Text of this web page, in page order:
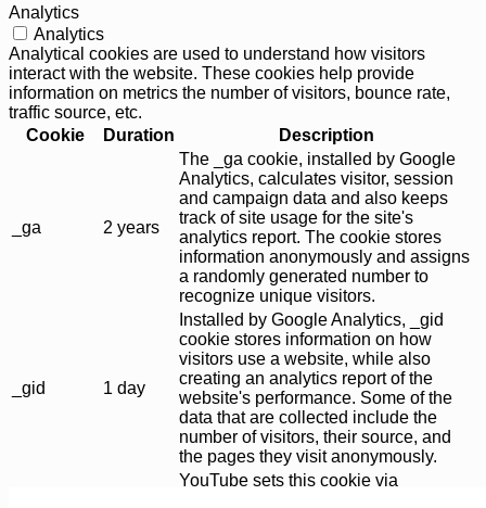
Analytics
Analytics
Analytical cookies are used to understand how visitors
interact with the website. These cookies help provide
information on metrics the number of visitors, bounce rate,
traffic source, etc.
Cookie
Duration Description
_ga 2 years
The _ga cookie, installed by Google
Analytics, calculates visitor, session
and campaign data and also keeps
track of site usage for the site's
analytics report. The cookie stores
information anonymously and assigns
a randomly generated number to
recognize unique visitors.
_gid 1 day
Installed by Google Analytics, _gid
cookie stores information on how
visitors use a website, while also
creating an analytics report of the
website's performance. Some of the
data that are collected include the
number of visitors, their source, and
the pages they visit anonymously.
YouTube sets this cookie via